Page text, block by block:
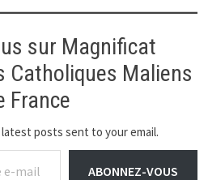
sur Magnificat
Catholiques Maliens
France
posts sent to your email.
ABONNEZ-VOUS